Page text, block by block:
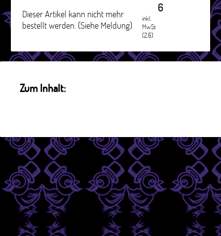
Dieser Artikel kann nicht mehr
bestellt werden. (Siehe Meldung)
6
inkl.
MwSt
(2.6)
Zum Inhalt: